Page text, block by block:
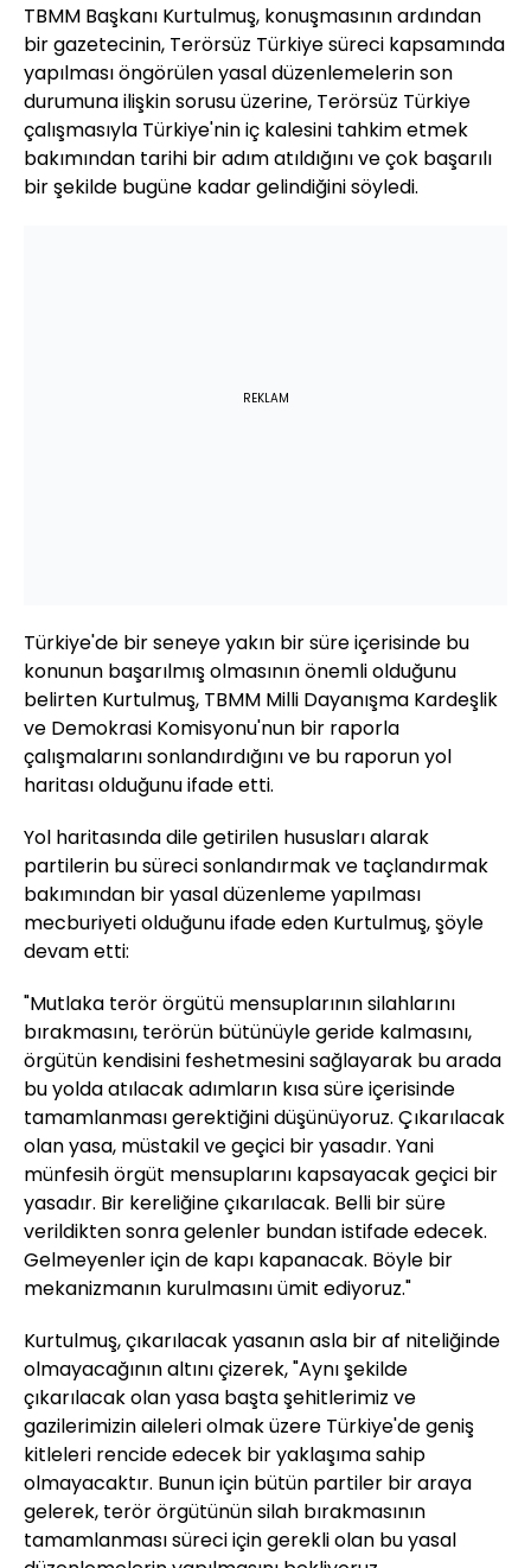
TBMM Başkanı Kurtulmuş, konuşmasının ardından
bir gazetecinin, Terörsüz Türkiye süreci kapsamında
yapılması öngörülen yasal düzenlemelerin son
durumuna ilişkin sorusu üzerine, Terörsüz Türkiye
çalışmasıyla Türkiye'nin iç kalesini tahkim etmek
bakımından tarihi bir adım atıldığını ve çok başarılı
bir şekilde bugüne kadar gelindiğini söyledi.
REKLAM
Türkiye'de bir seneye yakın bir süre içerisinde bu
konunun başarılmış olmasının önemli olduğunu
belirten Kurtulmuş, TBMM Milli Dayanışma Kardeşlik
ve Demokrasi Komisyonu'nun bir raporla
çalışmalarını sonlandırdığını ve bu raporun yol
haritası olduğunu ifade etti.
Yol haritasında dile getirilen hususları alarak
partilerin bu süreci sonlandırmak ve taçlandırmak
bakımından bir yasal düzenleme yapılması
mecburiyeti olduğunu ifade eden Kurtulmuş, şöyle
devam etti:
"Mutlaka terör örgütü mensuplarının silahlarını
bırakmasını, terörün bütünüyle geride kalmasını,
örgütün kendisini feshetmesini sağlayarak bu arada
bu yolda atılacak adımların kısa süre içerisinde
tamamlanması gerektiğini düşünüyoruz. Çıkarılacak
olan yasa, müstakil ve geçici bir yasadır. Yani
münfesih örgüt mensuplarını kapsayacak geçici bir
yasadır. Bir kereliğine çıkarılacak. Belli bir süre
verildikten sonra gelenler bundan istifade edecek.
Gelmeyenler için de kapı kapanacak. Böyle bir
mekanizmanın kurulmasını ümit ediyoruz."
Kurtulmuş, çıkarılacak yasanın asla bir af niteliğinde
olmayacağının altını çizerek, "Aynı şekilde
çıkarılacak olan yasa başta şehitlerimiz ve
gazilerimizin aileleri olmak üzere Türkiye'de geniş
kitleleri rencide edecek bir yaklaşıma sahip
olmayacaktır. Bunun için bütün partiler bir araya
gelerek, terör örgütünün silah bırakmasının
tamamlanması süreci için gerekli olan bu yasal